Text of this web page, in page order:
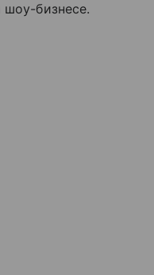
бизнесе.